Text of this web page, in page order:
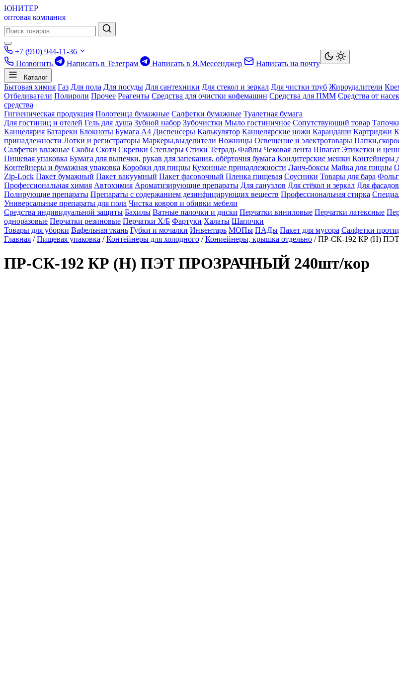
ЮНИТЕР
оптовая компания
+7 (910) 944-11-36
Позвонить
Написать в Телеграм Написать в Я.Мессенджер Написать на почту
Каталог
Бытовая химия Газ Для пола Для посуды Для сантехники Для стекол и зеркал Для чистки труб Жироудалители
Отбеливатели Полироли Прочее Реагенты Средства для очистки кофемашин Средства для ПММ Средства от
средства
Гигиеническая продукция Полотенца бумажные Салфетки бумажные Туалетная бумага
Для гостиниц и отелей Гель для душа Зубной набор Зубочистки Мыло гостиничное Сопутствующий товар
Канцелярия Батареки Блокноты Бумага А4 Диспенсеры Калькулятор Канцелярские ножи Карандаши Картриджи
принадлежности Лотки и регистраторы Маркеры,выделители Ножницы Освещение и электротовары
Салфетки влажные Скобы Скотч Скрепки Степлеры Стики Тетрадь Файлы Чековая лента Шпагат Этикетки и
Пищевая упаковка Бумага для выпечки, рукав для запекания, обёрточня бумага Кондитерские мешки Контейнеры
Контейнеры и бумажная упаковка Коробки для пиццы Кухонные принадлежности Ланч-боксы Майка для пиццы
Zip-Lock Пакет бумажный Пакет вакуумный Пакет фасовочный Пленка пищевая Соусники Товары для бара
Профессиональная химия Автохимия Ароматизирующие препараты Для санузлов Для стёкол и зеркал Для
Полирующие препараты Препараты с содержанием дезинфицирующих веществ Профессиональная стирка
Универсальные препараты для пола Чистка ковров и обивки мебели
Средства индивидуальной защиты Бахилы Ватные палочки и диски Перчатки виниловые Перчатки латексные
одноразовые Перчатки резиновые Перчатки Х/Б Фартуки Халаты Шапочки
Товары для уборки Вафельная ткань Губки и мочалки Инвентарь МОПы ПАДы Пакет для мусора Салфетки
Главная /Пищевая упаковка /Контейнеры для холодного /Кониейнеры, крышка отдельно / ПР-СК-192 КР (Н)
ПР-СК-192 КР (Н) ПЭТ ПРОЗРАЧНЫЙ 240шт/кор